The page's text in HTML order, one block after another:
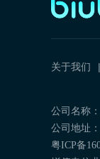
关于我们
公司名称
公司地址
粤ICP备